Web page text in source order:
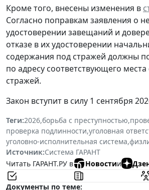
Кроме того, внесены изменения в
Согласно поправкам заявления о
удостоверении завещаний и
отказе в их удостоверении
содержания под стражей должны
по адресу соответствующего
стражей.
Закон вступит в силу 1 сентября
Теги:2026,борьба с преступностью,
проверка подлинности,уголовная
уголовно-исполнительная система,
Источник:Система ГАРАНТ
Читать ГАРАНТ.РУ в
Новостии
Документы по теме: